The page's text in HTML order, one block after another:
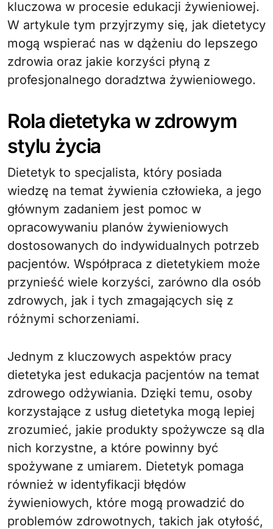
kluczowa w procesie edukacji żywieniowej.
W artykule tym przyjrzymy się, jak dietetycy
mogą wspierać nas w dążeniu do lepszego
zdrowia oraz jakie korzyści płyną z
profesjonalnego doradztwa żywieniowego.
Rola dietetyka w zdrowym
stylu życia
Dietetyk to specjalista, który posiada
wiedzę na temat żywienia człowieka, a jego
głównym zadaniem jest pomoc w
opracowywaniu planów żywieniowych
dostosowanych do indywidualnych potrzeb
pacjentów. Współpraca z dietetykiem może
przynieść wiele korzyści, zarówno dla osób
zdrowych, jak i tych zmagających się z
różnymi schorzeniami.
Jednym z kluczowych aspektów pracy
dietetyka jest edukacja pacjentów na temat
zdrowego odżywiania. Dzięki temu, osoby
korzystające z usług dietetyka mogą lepiej
zrozumieć, jakie produkty spożywcze są dla
nich korzystne, a które powinny być
spożywane z umiarem. Dietetyk pomaga
również w identyfikacji błędów
żywieniowych, które mogą prowadzić do
problemów zdrowotnych, takich jak otyłość,